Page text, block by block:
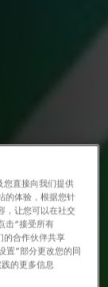
您直接向我们提供
的体验，根据您针
，让您可以在社交
击“接受所有
的合作伙伴共享
置”部分更改您的同
的更多信息